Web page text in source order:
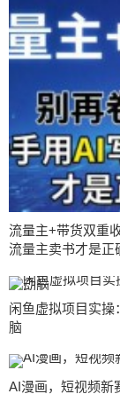
流量主+带货双重
流量主卖书才是正
闲鱼虚拟项目实操
脑
AI漫画，短视频新